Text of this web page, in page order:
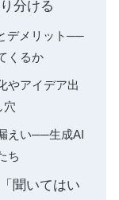
分ける
デメリット──
くるか
やアイデア出
穴
えい──生成AI
ち
聞いてはい